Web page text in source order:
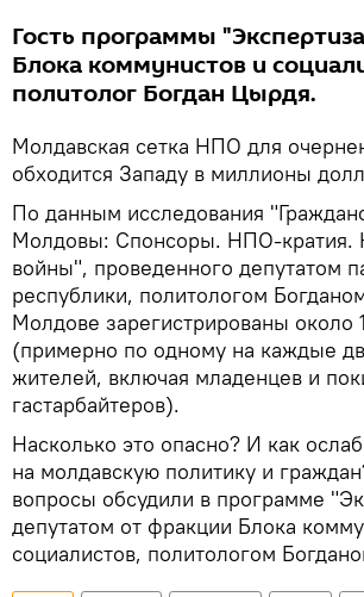
Гость программы
Блока коммунистов и
политолог Богдан Цырдя.
Молдавская сетка НПО для
обходится Западу в миллионы
По данным исследования
Молдовы: Спонсоры. НПО-кратия.
войны", проведенного депутатом
республики, политологом
Молдове зарегистрированы
(примерно по одному на каждые
жителей, включая младенцев и
гастарбайтеров).
Насколько это опасно? И как
на молдавскую политику и
вопросы обсудили в программе
депутатом от фракции Блока
социалистов, политологом